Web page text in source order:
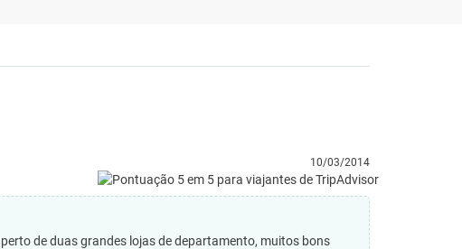
10/03/2014
de duas grandes lojas de departamento, muitos bons